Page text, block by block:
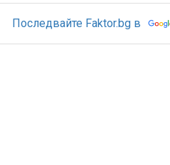
Последвайте Faktor.bg в